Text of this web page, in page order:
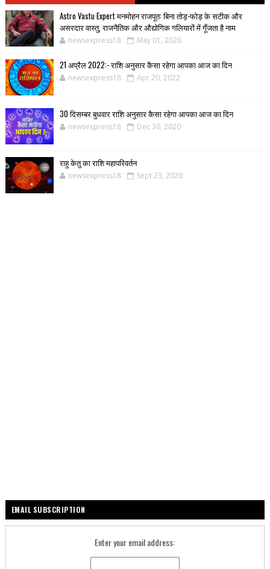
Astro Vastu Expert मनमोहन राजपूत: बिना तोड़-फोड़ के सटीक और
असरदार वास्तु, राजनैतिक और औद्योगिक गलियारों में गूँजता है नाम
newsexpress18 May 01, 2026
21 अप्रैल 2022:- राशि अनुसार कैसा रहेगा आपका आज का दिन
newsexpress18 Apr 20, 2022
30 दिसम्बर बुधवार राशि अनुसार कैसा रहेगा आपका आज का दिन
newsexpress18 Dec 30, 2020
राहु केतु का राशि महापरिवर्तन
newsexpress18 Sept 23, 2020
EMAIL SUBSCRIPTION
Enter your email address: